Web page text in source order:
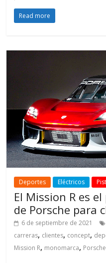
Read more
Deportes Eléctricos
El Mission R es
de Porsche para
6 de septiembre de 2021
carreras, clientes, concept,
Mission R, monomarca, Porsche